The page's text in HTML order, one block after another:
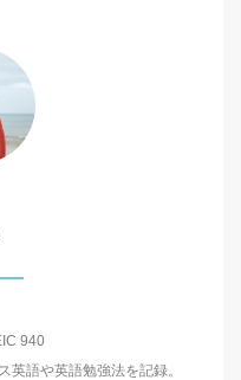
940
英語や英語勉強法を記録。